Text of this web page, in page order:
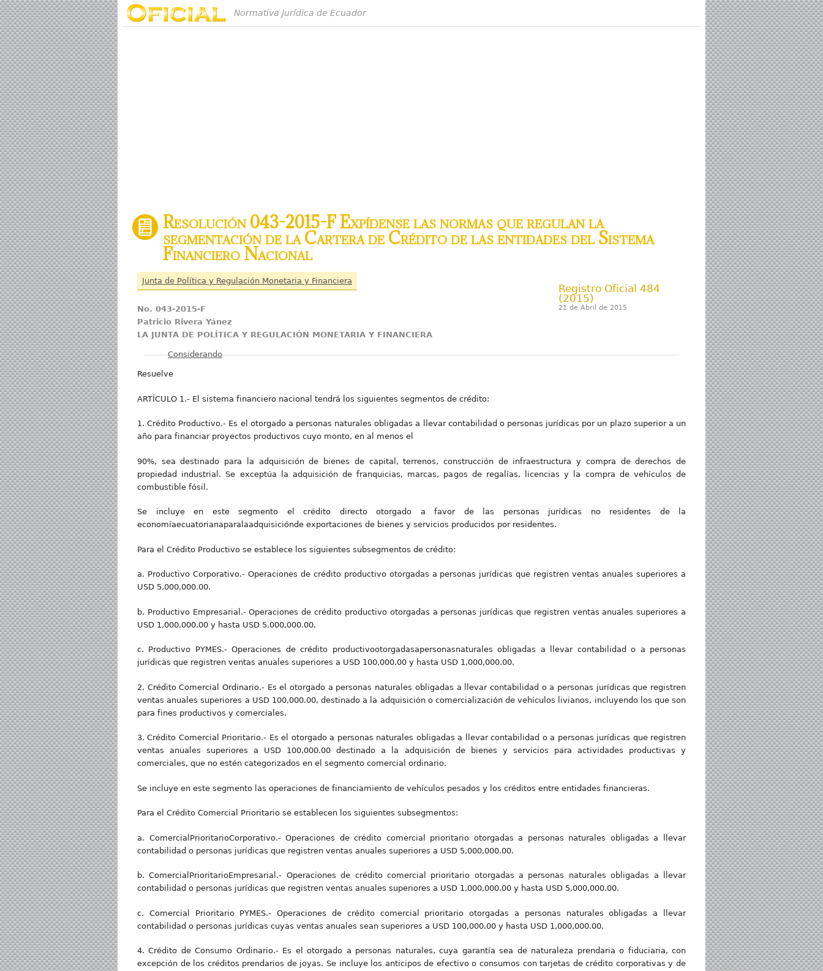
Normativa Jurídica de Ecuador
Resolución 043-2015-F Expídense las normas que regulan la
segmentación de la Cartera de Crédito de las entidades del Sistema
Financiero Nacional
Junta de Política y Regulación Monetaria y Financiera
Registro Oficial 484
(2015)
21 de Abril de 2015
No. 043-2015-F
Patricio Rivera Yánez
LA JUNTA DE POLÍTICA Y REGULACIÓN MONETARIA Y FINANCIERA
Mostrar
Considerando
Resuelve
ARTÍCULO 1.- El sistema financiero nacional tendrá los siguientes segmentos de crédito:
1. Crédito Productivo.- Es el otorgado a personas naturales obligadas a llevar contabilidad o personas jurídicas por un plazo superior a un
año para financiar proyectos productivos cuyo monto, en al menos el
90%, sea destinado para la adquisición de bienes de capital, terrenos, construcción de infraestructura y compra de derechos de
propiedad industrial. Se exceptúa la adquisición de franquicias, marcas, pagos de regalías, licencias y la compra de vehículos de
combustible fósil.
Se incluye en este segmento el crédito directo otorgado a favor de las personas jurídicas no residentes de la
economíaecuatorianaparalaadquisiciónde exportaciones de bienes y servicios producidos por residentes.
Para el Crédito Productivo se establece los siguientes subsegmentos de crédito:
a. Productivo Corporativo.- Operaciones de crédito productivo otorgadas a personas jurídicas que registren ventas anuales superiores a
USD 5,000,000.00.
b. Productivo Empresarial.- Operaciones de crédito productivo otorgadas a personas jurídicas que registren ventas anuales superiores a
USD 1,000,000.00 y hasta USD 5,000,000.00.
c. Productivo PYMES.- Operaciones de crédito productivootorgadasapersonasnaturales obligadas a llevar contabilidad o a personas
jurídicas que registren ventas anuales superiores a USD 100,000.00 y hasta USD 1,000,000.00.
2. Crédito Comercial Ordinario.- Es el otorgado a personas naturales obligadas a llevar contabilidad o a personas jurídicas que registren
ventas anuales superiores a USD 100,000.00, destinado a la adquisición o comercialización de vehículos livianos, incluyendo los que son
para fines productivos y comerciales.
3. Crédito Comercial Prioritario.- Es el otorgado a personas naturales obligadas a llevar contabilidad o a personas jurídicas que registren
ventas anuales superiores a USD 100,000.00 destinado a la adquisición de bienes y servicios para actividades productivas y
comerciales, que no estén categorizados en el segmento comercial ordinario.
Se incluye en este segmento las operaciones de financiamiento de vehículos pesados y los créditos entre entidades financieras.
Para el Crédito Comercial Prioritario se establecen los siguientes subsegmentos:
a. ComercialPrioritarioCorporativo.- Operaciones de crédito comercial prioritario otorgadas a personas naturales obligadas a llevar
contabilidad o personas jurídicas que registren ventas anuales superiores a USD 5,000,000.00.
b. ComercialPrioritarioEmpresarial.- Operaciones de crédito comercial prioritario otorgadas a personas naturales obligadas a llevar
contabilidad o personas jurídicas que registren ventas anuales superiores a USD 1,000,000.00 y hasta USD 5,000,000.00.
c. Comercial Prioritario PYMES.- Operaciones de crédito comercial prioritario otorgadas a personas naturales obligadas a llevar
contabilidad o personas jurídicas cuyas ventas anuales sean superiores a USD 100,000.00 y hasta USD 1,000,000.00.
4. Crédito de Consumo Ordinario.- Es el otorgado a personas naturales, cuya garantía sea de naturaleza prendaria o fiduciaria, con
excepción de los créditos prendarios de joyas. Se incluye los anticipos de efectivo o consumos con tarjetas de crédito corporativas y de